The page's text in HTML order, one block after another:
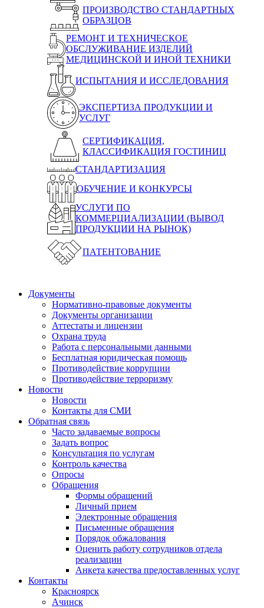
ПРОИЗВОДСТВО СТАНДАРТНЫХ
ОБРАЗЦОВ
РЕМОНТ И ТЕХНИЧЕСКОЕ
ОБСЛУЖИВАНИЕ ИЗДЕЛИЙ
МЕДИЦИНСКОЙ И ИНОЙ ТЕХНИКИ
ИСПЫТАНИЯ И ИССЛЕДОВАНИЯ
ЭКСПЕРТИЗА ПРОДУКЦИИ И
УСЛУГ
СЕРТИФИКАЦИЯ,
КЛАССИФИКАЦИЯ ГОСТИНИЦ
СТАНДАРТИЗАЦИЯ
ОБУЧЕНИЕ И КОНКУРСЫ
УСЛУГИ ПО
КОММЕРЦИАЛИЗАЦИИ (ВЫВОД
ПРОДУКЦИИ НА РЫНОК)
ПАТЕНТОВАНИЕ
Документы
Нормативно-правовые документы
Документы организации
Аттестаты и лицензии
Охрана труда
Работа с персональными данными
Бесплатная юридическая помощь
Противодействие коррупции
Противодействие терроризму
Новости
Новости
Контакты для СМИ
Обратная связь
Часто задаваемые вопросы
Задать вопрос
Консультация по услугам
Контроль качества
Опросы
Обращения
Формы обращений
Личный прием
Электронные обращения
Письменные обращения
Порядок обжалования
Оценить работу сотрудников отдела
реализации
Анкета качества предоставленных услуг
Контакты
Красноярск
Ачинск